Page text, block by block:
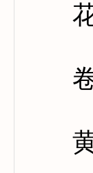
花
卷
黄